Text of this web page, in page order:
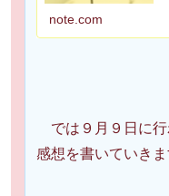
note.com
では９月９日に行
感想を書いていきま